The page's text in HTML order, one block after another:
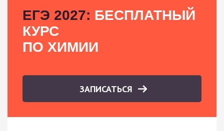
ЕГЭ 2027: БЕСПЛАТНЫЙ
КУРС
ПО ХИМИИ
ЗАПИСАТЬСЯ